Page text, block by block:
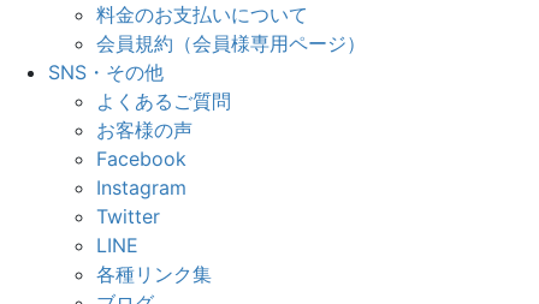
料金のお支払いについて
会員規約（会員様専用ページ）
SNS・その他
よくあるご質問
お客様の声
Facebook
Instagram
Twitter
LINE
各種リンク集